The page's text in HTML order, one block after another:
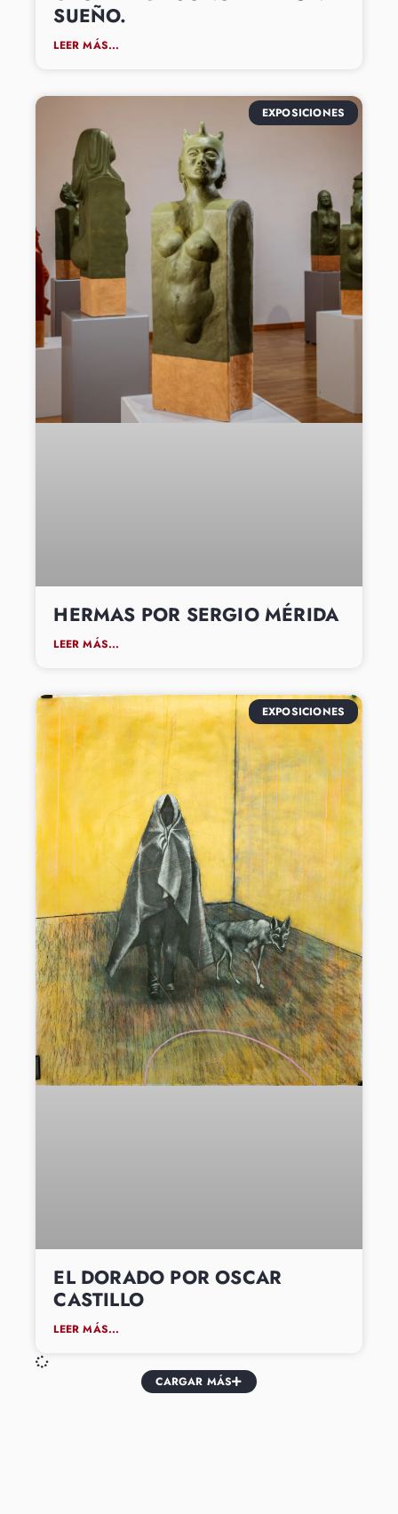
SUEÑO.
LEER MÁS...
EXPOSICIONES
HERMAS POR SERGIO MÉRIDA
LEER MÁS...
EXPOSICIONES
EL DORADO POR OSCAR
CASTILLO
LEER MÁS...
CARGAR MÁS